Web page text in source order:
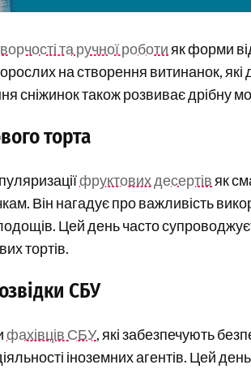
та ручної роботи як форми
на створення витинанок,
сніжинок також розвиває дрібну
торта
фруктових десертів як
Він нагадує про важливість
Цей день часто
тортів.
СБУ
фахівців СБУ, які забезпечують
іноземних агентів. Цей